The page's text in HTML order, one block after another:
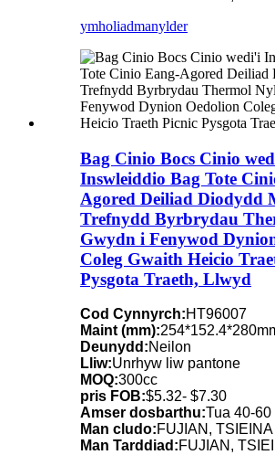
ymholiadmanylder
Bag Cinio Bocs Cinio
Inswleiddio Bag Tote
Agored Deiliad Diodydd
Trefnydd Byrbrydau
Gwydn i Fenywod
Coleg Gwaith Heicio
Pysgota Traeth, Llwyd
Cod Cynnyrch:HT96007
Maint (mm):
Deunydd:Neilon
Lliw:Unrhyw liw pantone
MOQ:300cc
pris FOB:$5.32- $7.30
Amser dosbarthu:Tua 40-60
Man cludo:FUJIAN, TSIEINA
Man Tarddiad:FUJIAN,